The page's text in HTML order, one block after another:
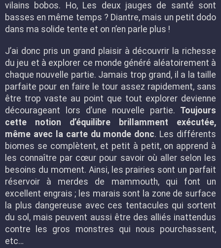
vilains bobos. Ho, Les deux jauges de santé sont
basses en même temps ? Diantre, mais un petit dodo
dans ma solide tente et on n’en parle plus !
J’ai donc pris un grand plaisir à découvrir la richesse
du jeu et à explorer ce monde généré aléatoirement à
chaque nouvelle partie. Jamais trop grand, il a la taille
parfaite pour en faire le tour assez rapidement, sans
être trop vaste au point que tout explorer devienne
décourageant lors d’une nouvelle partie. Toujours
cette notion d’équilibre brillamment exécutée,
même avec la carte du monde donc. Les différents
biomes se complètent, et petit à petit, on apprend à
les connaître par cœur pour savoir où aller selon les
besoins du moment. Ainsi, les prairies sont un parfait
réservoir à merdes de mammouth, qui font un
excellent engrais ; les marais sont la zone de surface
la plus dangereuse avec ces tentacules qui sortent
du sol, mais peuvent aussi être des alliés inattendus
contre les gros monstres qui nous pourchassent,
etc…